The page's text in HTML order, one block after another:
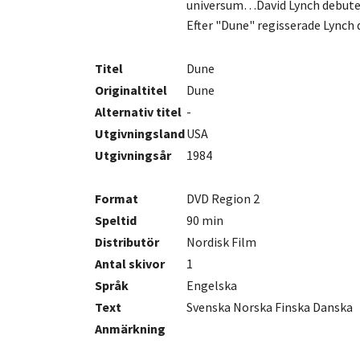
universum…David Lynch
Efter "Dune" regisserade
Titel
Dune
Originaltitel
Dune
Alternativ titel -
UtgivningslandUSA
Utgivningsår
1984
Format
DVD Region 2
Speltid
90 min
Distributör
Nordisk Film
Antalskivor
1
Språk
Engelska
Text
Svenska Norska Finska Danska
Anmärkning